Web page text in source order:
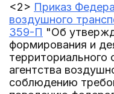
<2> Приказ
воздушного
359-П "Об
формирования и
территориального
агентства
соблюдению